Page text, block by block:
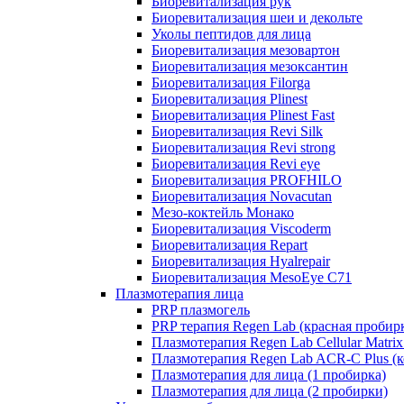
Биоревитализация шеи и декольте
Уколы пептидов для лица
Биоревитализация мезовартон
Биоревитализация мезоксантин
Биоревитализация Filorga
Биоревитализация Plinest
Биоревитализация Plinest Fast
Биоревитализация Revi Silk
Биоревитализация Revi strong
Биоревитализация Revi eye
Биоревитализация PROFHILO
Биоревитализация Novacutan
Мезо-коктейль Монако
Биоревитализация Viscoderm
Биоревитализация Repart
Биоревитализация Hyalrepair
Биоревитализация MesoEye C71
Плазмотерапия лица
PRP плазмогель
PRP терапия Regen Lab (красная
Плазмотерапия Regen Lab Cellular
Плазмотерапия Regen Lab ACR-C Plus
Плазмотерапия для лица (1 пробирка)
Плазмотерапия для лица (2 пробирки)